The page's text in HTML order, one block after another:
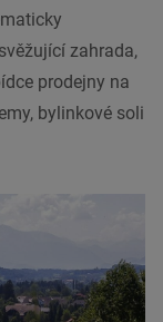
zahrada,
prodejny na
bylinkové soli